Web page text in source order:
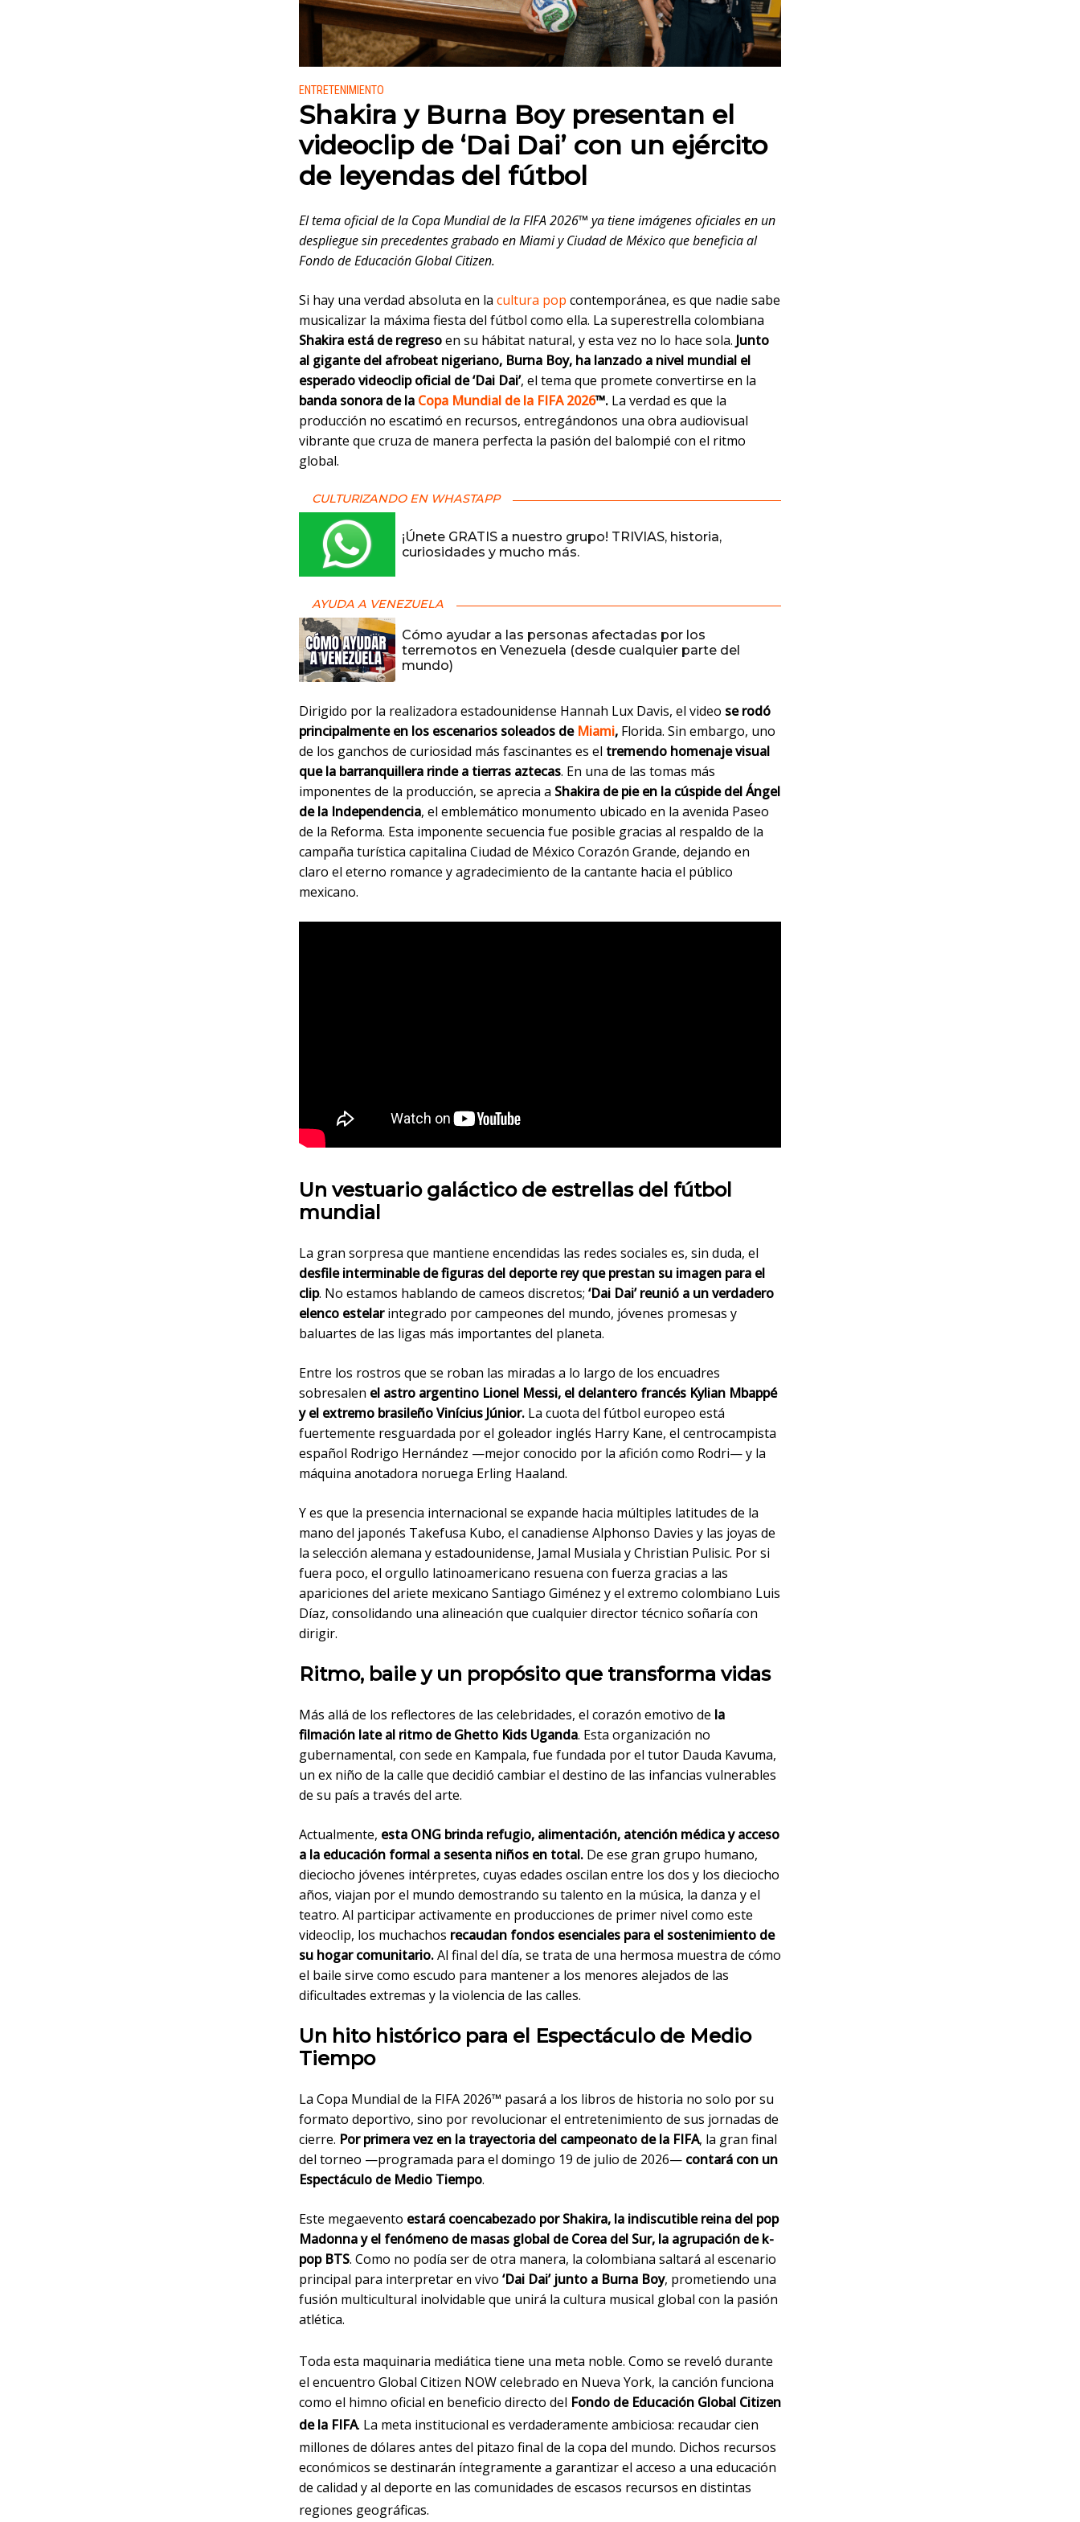
Publicado en:
ENTRETENIMIENTO
Shakira y Burna Boy presentan el
videoclip de ‘Dai Dai’ con un ejército
de leyendas del fútbol
El tema oficial de la Copa Mundial de la FIFA 2026™ ya tiene imágenes oficiales en un
despliegue sin precedentes grabado en Miami y Ciudad de México que beneficia al
Fondo de Educación Global Citizen.
Si hay una verdad absoluta en la cultura pop contemporánea, es que nadie sabe
musicalizar la máxima fiesta del fútbol como ella. La superestrella colombiana
Shakira está de regresoen su hábitat natural, y esta vez no lo hace sola. Junto
al gigante del afrobeat nigeriano, Burna Boy, ha lanzado a nivel mundial el
esperado videoclip oficial de ‘Dai Dai’, el tema que promete convertirse en la
banda sonora de la Copa Mundial de la FIFA 2026™. La verdad es que la
producción no escatimó en recursos, entregándonos una obra audiovisual
vibrante que cruza de manera perfecta la pasión del balompié con el ritmo
global.
CULTURIZANDO EN WHASTAPP
¡Únete GRATIS a nuestro grupo! TRIVIAS, historia,
curiosidades y mucho más.
AYUDA A VENEZUELA
Cómo ayudar a las personas afectadas por los
terremotos en Venezuela (desde cualquier parte del
mundo)
Dirigido por la realizadora estadounidense Hannah Lux Davis, el video se rodó
principalmente en los escenarios soleados de Miami, Florida. Sin embargo, uno
de los ganchos de curiosidad más fascinantes es el tremendo homenaje visual
que la barranquillera rinde a tierras aztecas. En una de las tomas más
imponentes de la producción, se aprecia a Shakira de pie en la cúspide del Ángel
de la Independencia, el emblemático monumento ubicado en la avenida Paseo
de la Reforma. Esta imponente secuencia fue posible gracias al respaldo de la
campaña turística capitalina Ciudad de México Corazón Grande, dejando en
claro el eterno romance y agradecimiento de la cantante hacia el público
mexicano.
Un vestuario galáctico de estrellas del fútbol
mundial
La gran sorpresa que mantiene encendidas las redes sociales es, sin duda, el
desfile interminable de figuras del deporte rey que prestan su imagen para el
clip. No estamos hablando de cameos discretos; ‘Dai Dai’ reunió a un verdadero
elenco estelarintegrado por campeones del mundo, jóvenes promesas y
baluartes de las ligas más importantes del planeta.
Entre los rostros que se roban las miradas a lo largo de los encuadres
sobresalen el astro argentino Lionel Messi, el delantero francés Kylian Mbappé
y el extremo brasileño Vinícius Júnior. La cuota del fútbol europeo está
fuertemente resguardada por el goleador inglés Harry Kane, el centrocampista
español Rodrigo Hernández —mejor conocido por la afición como Rodri— y la
máquina anotadora noruega Erling Haaland.
Y es que la presencia internacional se expande hacia múltiples latitudes de la
mano del japonés Takefusa Kubo, el canadiense Alphonso Davies y las joyas de
la selección alemana y estadounidense, Jamal Musiala y Christian Pulisic. Por si
fuera poco, el orgullo latinoamericano resuena con fuerza gracias a las
apariciones del ariete mexicano Santiago Giménez y el extremo colombiano Luis
Díaz, consolidando una alineación que cualquier director técnico soñaría con
dirigir.
Ritmo, baile y un propósito que transforma vidas
Más allá de los reflectores de las celebridades, el corazón emotivo de la
filmación late al ritmo de Ghetto Kids Uganda. Esta organización no
gubernamental, con sede en Kampala, fue fundada por el tutor Dauda Kavuma,
un ex niño de la calle que decidió cambiar el destino de las infancias vulnerables
de su país a través del arte.
Actualmente, esta ONG brinda refugio, alimentación, atención médica y acceso
a la educación formal a sesenta niños en total. De ese gran grupo humano,
dieciocho jóvenes intérpretes, cuyas edades oscilan entre los dos y los dieciocho
años, viajan por el mundo demostrando su talento en la música, la danza y el
teatro. Al participar activamente en producciones de primer nivel como este
videoclip, los muchachos recaudan fondos esenciales para el sostenimiento de
su hogar comunitario.Al final del día, se trata de una hermosa muestra de cómo
el baile sirve como escudo para mantener a los menores alejados de las
dificultades extremas y la violencia de las calles.
Un hito histórico para el Espectáculo de Medio
Tiempo
La Copa Mundial de la FIFA 2026™ pasará a los libros de historia no solo por su
formato deportivo, sino por revolucionar el entretenimiento de sus jornadas de
cierre. Por primera vez en la trayectoria del campeonato de la FIFA, la gran final
del torneo —programada para el domingo 19 de julio de 2026— contará con un
Espectáculo de Medio Tiempo.
Este megaevento estará coencabezado por Shakira, la indiscutible reina del pop
Madonna y el fenómeno de masas global de Corea del Sur, la agrupación de k-
pop BTS. Como no podía ser de otra manera, la colombiana saltará al escenario
principal para interpretar en vivo ‘Dai Dai’ junto a Burna Boy, prometiendo una
fusión multicultural inolvidable que unirá la cultura musical global con la pasión
atlética.
Toda esta maquinaria mediática tiene una meta noble. Como se reveló durante
el encuentro Global Citizen NOW celebrado en Nueva York, la canción funciona
como el himno oficial en beneficio directo del Fondo de Educación Global Citizen
de la FIFA. La meta institucional es verdaderamente ambiciosa: recaudar cien
millones de dólares antes del pitazo final de la copa del mundo. Dichos recursos
económicos se destinarán íntegramente a garantizar el acceso a una educación
de calidad y al deporte en las comunidades de escasos recursos en distintas
regiones geográficas.